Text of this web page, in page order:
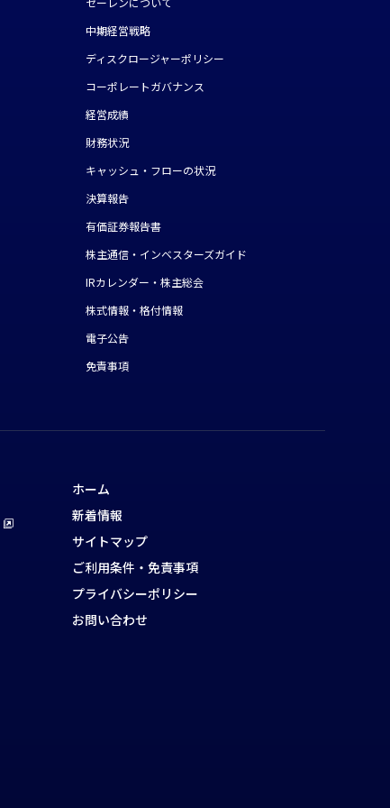
中期経営戦略
ディスクロージャーポリシー
コーポレートガバナンス
経営成績
財務状況
キャッシュ・フローの状況
決算報告
有価証券報告書
株主通信・インベスターズガイド
IRカレンダー・株主総会
株式情報・格付情報
電子公告
免責事項
ホーム
新着情報
サイトマップ
ご利用条件・免責事項
プライバシーポリシー
お問い合わせ